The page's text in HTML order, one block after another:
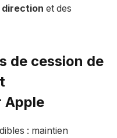
direction et des
de cession de
Apple
: maintien